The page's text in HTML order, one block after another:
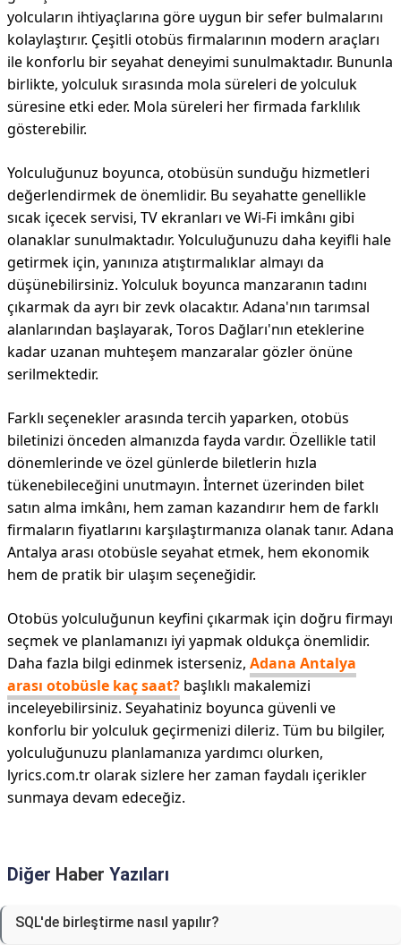
yolcuların ihtiyaçlarına göre uygun bir sefer bulmalarını
kolaylaştırır. Çeşitli otobüs firmalarının modern araçları
ile konforlu bir seyahat deneyimi sunulmaktadır. Bununla
birlikte, yolculuk sırasında mola süreleri de yolculuk
süresine etki eder. Mola süreleri her firmada farklılık
gösterebilir.
Yolculuğunuz boyunca, otobüsün sunduğu hizmetleri
değerlendirmek de önemlidir. Bu seyahatte genellikle
sıcak içecek servisi, TV ekranları ve Wi-Fi imkânı gibi
olanaklar sunulmaktadır. Yolculuğunuzu daha keyifli hale
getirmek için, yanınıza atıştırmalıklar almayı da
düşünebilirsiniz. Yolculuk boyunca manzaranın tadını
çıkarmak da ayrı bir zevk olacaktır. Adana'nın tarımsal
alanlarından başlayarak, Toros Dağları'nın eteklerine
kadar uzanan muhteşem manzaralar gözler önüne
serilmektedir.
Farklı seçenekler arasında tercih yaparken, otobüs
biletinizi önceden almanızda fayda vardır. Özellikle tatil
dönemlerinde ve özel günlerde biletlerin hızla
tükenebileceğini unutmayın. İnternet üzerinden bilet
satın alma imkânı, hem zaman kazandırır hem de farklı
firmaların fiyatlarını karşılaştırmanıza olanak tanır. Adana
Antalya arası otobüsle seyahat etmek, hem ekonomik
hem de pratik bir ulaşım seçeneğidir.
Otobüs yolculuğunun keyfini çıkarmak için doğru firmayı
seçmek ve planlamanızı iyi yapmak oldukça önemlidir.
Daha fazla bilgi edinmek isterseniz, Adana Antalya
arası otobüsle kaç saat? başlıklı makalemizi
inceleyebilirsiniz. Seyahatiniz boyunca güvenli ve
konforlu bir yolculuk geçirmenizi dileriz. Tüm bu bilgiler,
yolculuğunuzu planlamanıza yardımcı olurken,
lyrics.com.tr olarak sizlere her zaman faydalı içerikler
sunmaya devam edeceğiz.
Diğer Haber Yazıları
SQL'de birleştirme nasıl yapılır?